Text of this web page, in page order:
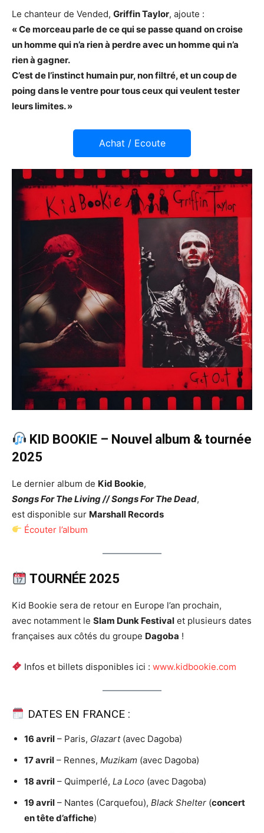
Le chanteur de Vended, Griffin Taylor, ajoute :
« Ce morceau parle de ce qui se passe quand on croise
un homme qui n’a rien à perdre avec un homme qui n’a
rien à gagner.
C’est de l’instinct humain pur, non filtré, et un coup de
poing dans le ventre pour tous ceux qui veulent tester
leurs limites. »
Achat / Ecoute
KID BOOKIE – Nouvel album & tournée
2025
Le dernier album de Kid Bookie,
Songs For The Living // Songs For The Dead,
est disponible sur Marshall Records
Écouter l’album
TOURNÉE 2025
Kid Bookie sera de retour en Europe l’an prochain,
avec notamment le Slam Dunk Festival et plusieurs dates
françaises aux côtés du groupe Dagoba !
Infos et billets disponibles ici :www.kidbookie.com
DATES EN FRANCE :
16 avril – Paris, Glazart(avec Dagoba)
17 avril – Rennes, Muzikam (avec Dagoba)
18 avril – Quimperlé, La Loco (avec Dagoba)
19 avril – Nantes (Carquefou), Black Shelter (concert
en tête d’affiche)